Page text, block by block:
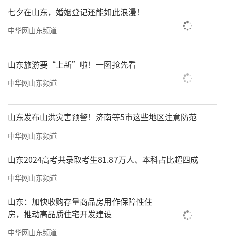
七夕在山东，婚姻登记还能如此浪漫！
中华网山东频道
山东旅游要“上新”啦！一图抢先看
中华网山东频道
山东发布山洪灾害预警！济南等5市这些地区注意防范
中华网山东频道
山东2024高考共录取考生81.87万人、本科占比超四成
中华网山东频道
山东：加快收购存量商品房用作保障性住
房，推动高品质住宅开发建设
中华网山东频道